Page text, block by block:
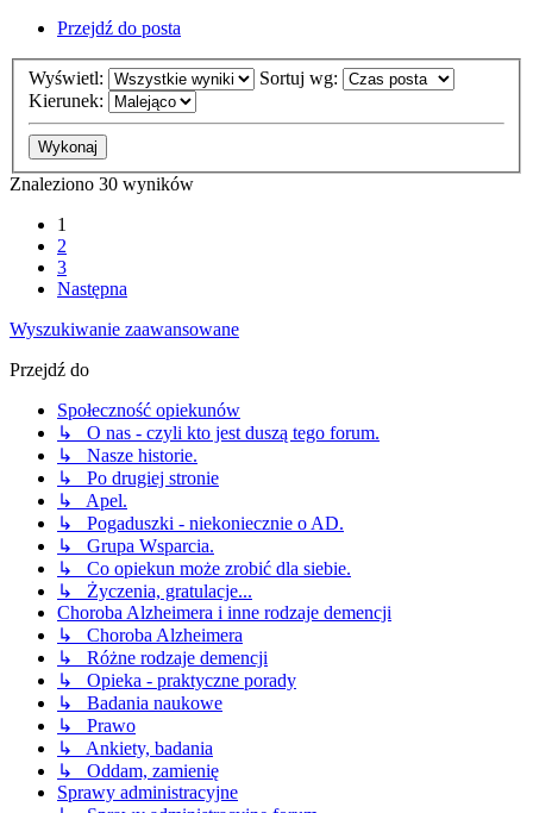
Przejdź do posta
Wyświetl:
Sortuj wg:
Kierunek:
Znaleziono 30 wyników
1
2
3
Następna
Wyszukiwanie zaawansowane
Przejdź do
Społeczność opiekunów
↳ O nas - czyli kto jest duszą tego forum.
↳ Nasze historie.
↳ Po drugiej stronie
↳ Apel.
↳ Pogaduszki - niekoniecznie o AD.
↳ Grupa Wsparcia.
↳ Co opiekun może zrobić dla siebie.
↳ Życzenia, gratulacje...
Choroba Alzheimera i inne rodzaje demencji
↳ Choroba Alzheimera
↳ Różne rodzaje demencji
↳ Opieka - praktyczne porady
↳ Badania naukowe
↳ Prawo
↳ Ankiety, badania
↳ Oddam, zamienię
Sprawy administracyjne